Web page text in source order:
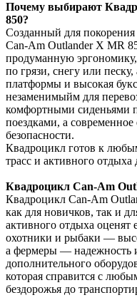
Почему выбирают
850?
Созданный для
Can-Am Outlander X MR
продуманную
по грязи, снегу или
платформы и высокая
незаменимыйм для
комфортными сиденьями
поездками, а
безопасности.
Квадроцикл готов к
трасс и активного отдыха
Квадроцикл Can-Am
Квадроцикл Can-Am
как для новичков, так и
активного отдыха оценят
охотники и рыбаки —
а фермеры — надежность
дополнительного
которая справится с
бездорожья до